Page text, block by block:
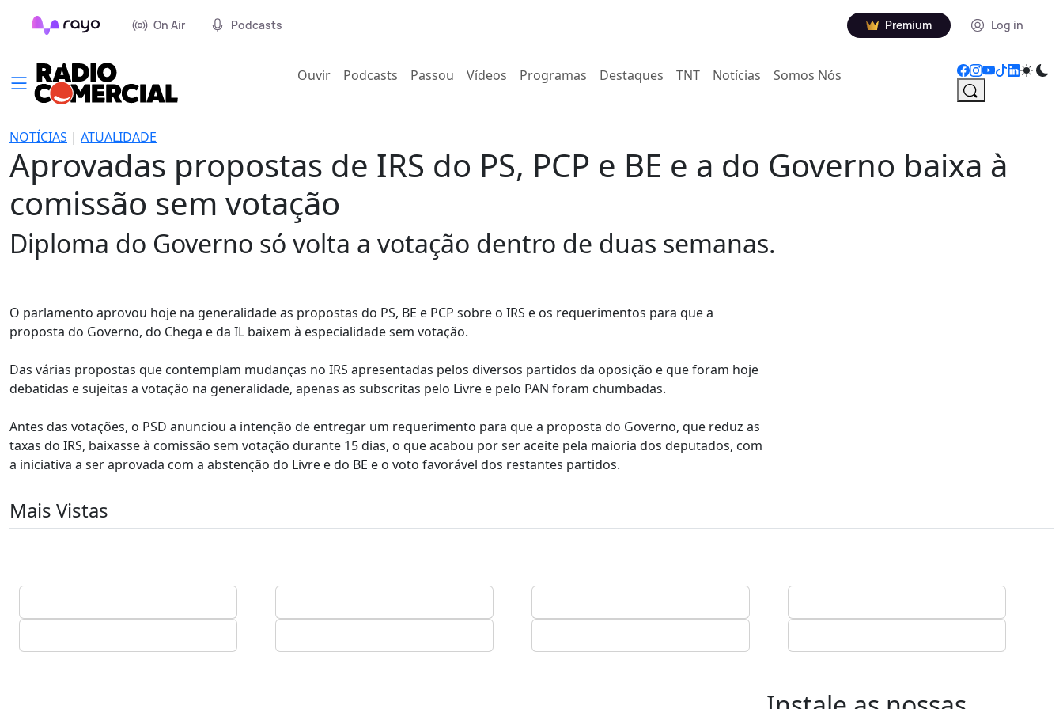
On Air Podcasts Premium Log in
Ouvir(current)
Podcasts Passou Vídeos Programas Destaques TNT Notícias Somos Nós
NOTÍCIAS | ATUALIDADE
Aprovadas propostas de IRS do PS, PCP e BE e a do Governo baixa à
comissão sem votação
Diploma do Governo só volta a votação dentro de duas semanas.
O parlamento aprovou hoje na generalidade as propostas do PS, BE e PCP sobre o IRS e os requerimentos para que a
proposta do Governo, do Chega e da IL baixem à especialidade sem votação.
Das várias propostas que contemplam mudanças no IRS apresentadas pelos diversos partidos da oposição e que foram hoje
debatidas e sujeitas a votação na generalidade, apenas as subscritas pelo Livre e pelo PAN foram chumbadas.
Antes das votações, o PSD anunciou a intenção de entregar um requerimento para que a proposta do Governo, que reduz as
taxas do IRS, baixasse à comissão sem votação durante 15 dias, o que acabou por ser aceite pela maioria dos deputados, com
a iniciativa a ser aprovada com a abstenção do Livre e do BE e o voto favorável dos restantes partidos.
Mais Vistas